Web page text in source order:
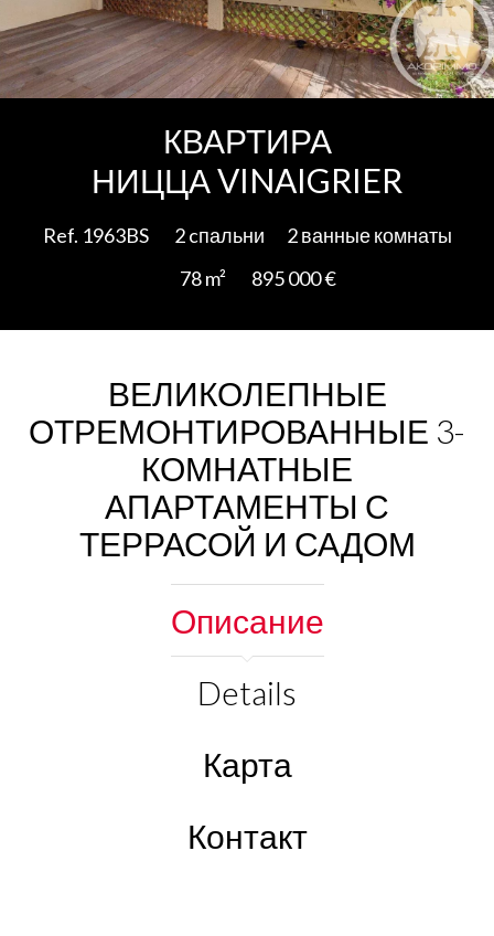
КВАРТИРА
НИЦЦА VINAIGRIER
Ref. 1963BS 2 cпальни
2 ванные комнаты
78 m²
895 000 €
ВЕЛИКОЛЕПНЫЕ
ОТРЕМОНТИРОВАННЫЕ 3-
КОМНАТНЫЕ
АПАРТАМЕНТЫ С
ТЕРРАСОЙ И САДОМ
Описание
Details
Карта
Контакт